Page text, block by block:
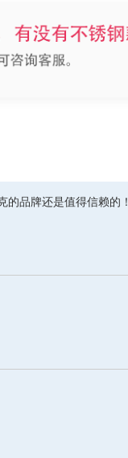
的品牌还是值得信赖的